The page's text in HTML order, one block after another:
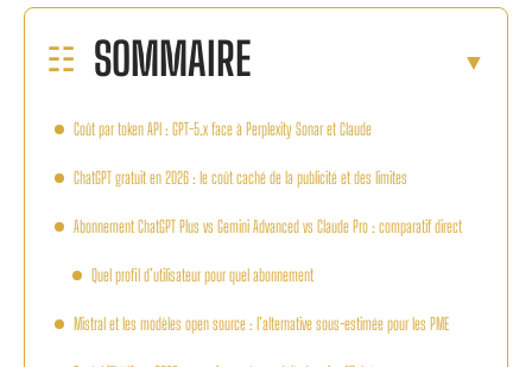
SOMMAIRE
Coût par token API : GPT-5.x face à Perplexity Sonar et Claude
ChatGPT gratuit en 2026 : le coût caché de la publicité et des limites
Abonnement ChatGPT Plus vs Gemini Advanced vs Claude Pro : comparatif direct
Quel profil d’utilisateur pour quel abonnement
Mistral et les modèles open source : l’alternative sous-estimée pour les PME